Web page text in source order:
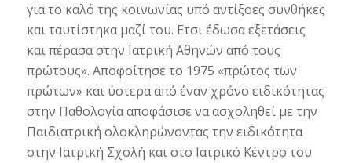
για το καλό της κοινωνίας υπό αντίξοες συνθήκες
και ταυτίστηκα μαζί του. Ετσι έδωσα εξετάσεις
και πέρασα στην Ιατρική Αθηνών από τους
πρώτους». Αποφοίτησε το 1975 «πρώτος των
πρώτων» και ύστερα από έναν χρόνο ειδικότητας
στην Παθολογία αποφάσισε να ασχοληθεί με την
Παιδιατρική ολοκληρώνοντας την ειδικότητα
στην Ιατρική Σχολή και στο Ιατρικό Κέντρο του